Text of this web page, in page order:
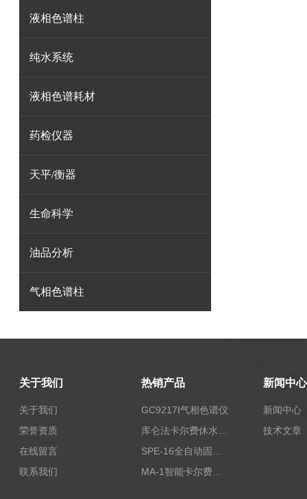
液相色谱柱
纯水系统
液相色谱耗材
药检仪器
天平/衡器
生命科学
油品分析
气相色谱柱
关于我们
关于我们
荣誉资质
在线留言
联系我们
热销产品
GC9217I气相色谱仪
MA-1智能卡尔费休水分测定仪
新闻中心
新闻中心
技术文章